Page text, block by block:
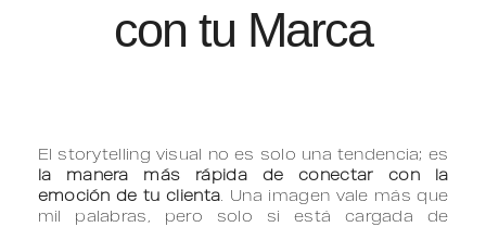
con tu Marca
El storytelling visual no es solo una tendencia; es
la manera más rápida de conectar con la
emoción de tu clienta. Una imagen vale más que
mil palabras, pero solo si está cargada de